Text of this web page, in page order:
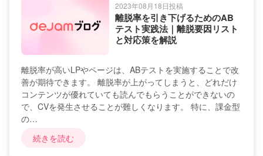
2023年08月18日投稿
離脱率を引き下げるためのAB
テスト実践法｜離脱要因リスト
と対応策を解説
離脱率が高いLPやページは、ABテストを実施することで改
善が期待できます。 離脱率が上がってしまうと、どれだけ
コンテンツが優れていても読んでもらうことができないの
で、CVを発生させることが難しくなります。 特に、課金型
の…
続きを読む